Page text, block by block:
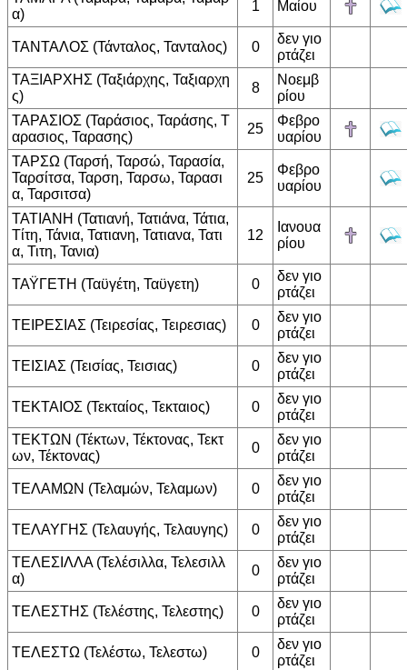
α)
1 Μαίου
ΤΑΝΤΑΛΟΣ (Τάνταλος, Τανταλος) 0
δεν γιο
ρτάζει
ΤΑΞΙΑΡΧΗΣ (Ταξιάρχης, Ταξιαρχη
ς)
8
Νοεμβ
ρίου
ΤΑΡΑΣΙΟΣ (Ταράσιος, Ταράσης, Τ
αρασιος, Ταρασης)
25
Φεβρο
υαρίου
ΤΑΡΣΩ (Ταρσή, Ταρσώ, Ταρασία,
Ταρσίτσα, Ταρση, Ταρσω, Ταρασι
α, Ταρσιτσα)
25
Φεβρο
υαρίου
ΤΑΤΙΑΝΗ (Τατιανή, Τατιάνα, Τάτια,
Τίτη, Τάνια, Τατιανη, Τατιανα, Τατι
α, Τιτη, Τανια)
12
Ιανουα
ρίου
ΤΑΫΓΕΤΗ (Ταϋγέτη, Ταϋγετη) 0
δεν γιο
ρτάζει
ΤΕΙΡΕΣΙΑΣ (Τειρεσίας, Τειρεσιας) 0
δεν γιο
ρτάζει
ΤΕΙΣΙΑΣ (Τεισίας, Τεισιας) 0
δεν γιο
ρτάζει
ΤΕΚΤΑΙΟΣ (Τεκταίος, Τεκταιος) 0
δεν γιο
ρτάζει
ΤΕΚΤΩΝ (Τέκτων, Τέκτονας, Τεκτ
ων, Τέκτονας)
0
δεν γιο
ρτάζει
ΤΕΛΑΜΩΝ (Τελαμών, Τελαμων) 0
δεν γιο
ρτάζει
ΤΕΛΑΥΓΗΣ (Τελαυγής, Τελαυγης) 0
δεν γιο
ρτάζει
ΤΕΛΕΣΙΛΛΑ (Τελέσιλλα, Τελεσιλλ
α)
0
δεν γιο
ρτάζει
ΤΕΛΕΣΤΗΣ (Τελέστης, Τελεστης) 0
δεν γιο
ρτάζει
ΤΕΛΕΣΤΩ (Τελέστω, Τελεστω) 0
δεν γιο
ρτάζει